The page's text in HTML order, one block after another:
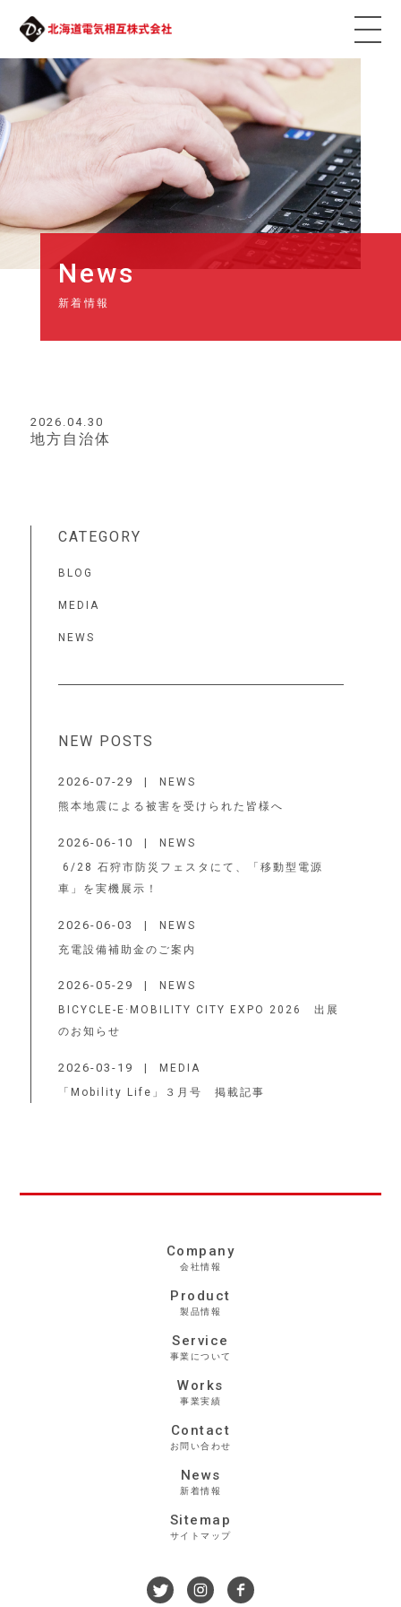
Sitemap
サイトマップ
News
新着情報
2026.04.30
地方自治体
CATEGORY
BLOG
MEDIA
NEWS
NEW POSTS
2026-07-29
NEWS
熊本地震による被害を受けられた皆様へ
2026-06-10
NEWS
6/28 石狩市防災フェスタにて、「移動型電源
車」を実機展示！
2026-06-03
NEWS
充電設備補助金のご案内
2026-05-29
NEWS
BICYCLE-E·MOBILITY CITY EXPO 2026 出展
のお知らせ
2026-03-19
MEDIA
「Mobility Life」３月号 掲載記事
Company
会社情報
Product
製品情報
Service
事業について
Works
事業実績
Contact
お問い合わせ
News
新着情報
Sitemap
サイトマップ